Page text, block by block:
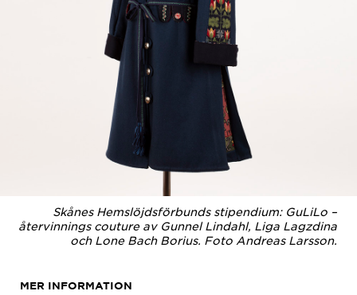
Skånes Hemslöjdsförbunds stipendium: GuLiLo –
återvinnings couture av Gunnel Lindahl, Liga Lagzdina
och Lone Bach Borius. Foto Andreas Larsson.
MER INFORMATION